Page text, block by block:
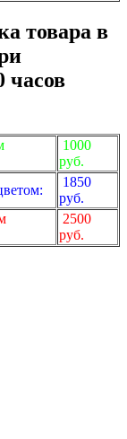
товара в
часов
1000
руб.
1850
руб.
2500
руб.